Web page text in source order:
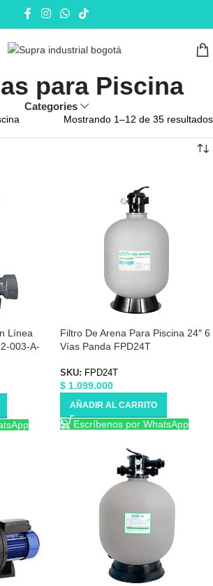
para Piscina
Categories
Mostrando 1–12 de 35 resultados
Línea
003-A-
Filtro De Arena Para Piscina 24″ 6
Vías Panda FPD24T
SKU: FPD24T
$ 1.099.000
AÑADIR AL CARRITO
Escríbenos por WhatsApp